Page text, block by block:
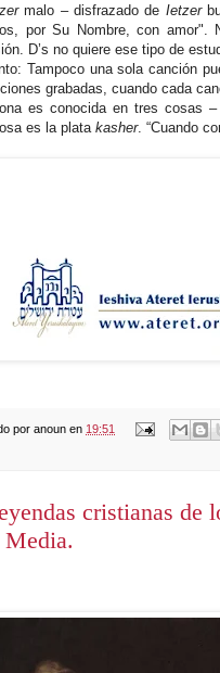
malo – disfrazado de Ietzer
por Su Nombre, con amor".
D’s no quiere ese tipo de
Tampoco una sola canción
grabadas, cuando cada
es conocida en tres cosas
es la plata kasher. “Cuando
por anoun en 19:51
cristianas de
Media.